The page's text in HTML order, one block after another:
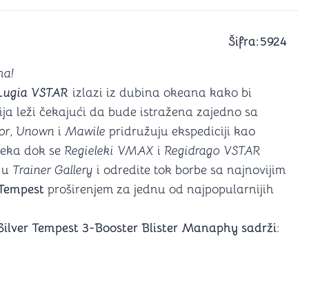
igranje
Šifra:5924
VSTAR izlazi iz dubina okeana kako bi
leži čekajući da bude istražena zajedno sa
, Unown i Mawile pridružuju ekspediciji kao
dok se Regieleki VMAX i Regidrago VSTAR
Trainer Gallery i odredite tok borbe sa najnovijim
proširenjem za jednu od najpopularnijih
Tempest 3-Booster Blister Manaphy sadrži: